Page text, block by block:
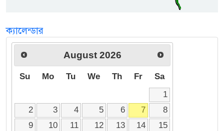
ক্যালেন্ডার
August 2026
Su Mo Tu We Th Fr
Sa
1
2
3 4 5 6 7
8
9
10 11 12 13 14
15